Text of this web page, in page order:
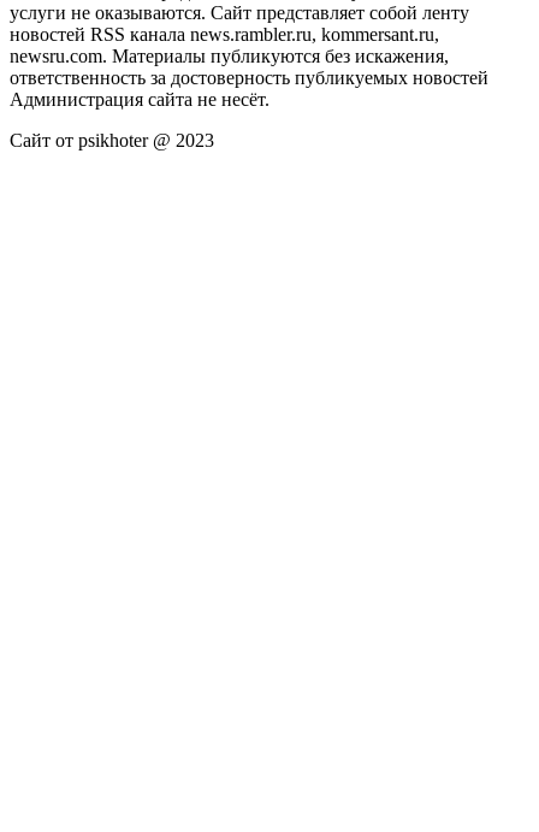
услуги не оказываются. Сайт представляет собой ленту
новостей RSS канала news.rambler.ru, kommersant.ru,
newsru.com. Материалы публикуются без искажения,
ответственность за достоверность публикуемых новостей
Администрация сайта не несёт.
Сайт от psikhoter @ 2023